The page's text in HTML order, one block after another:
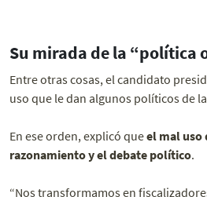
Su mirada de la “política
Entre otras cosas, el candidato
uso que le dan algunos políticos de
En ese orden, explicó queel mal uso
razonamiento y el debate político.
“Nos transformamos en